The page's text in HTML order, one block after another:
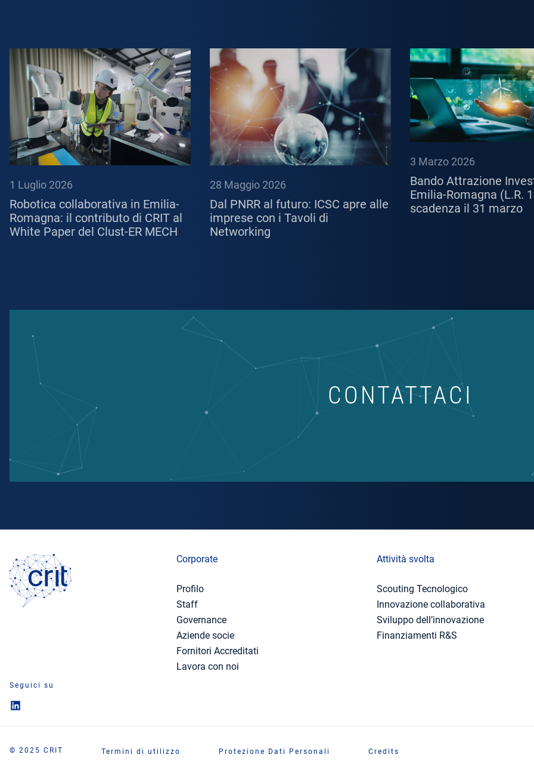
1 Luglio 2026
Robotica collaborativa in Emilia-
Romagna: il contributo di CRIT al
White Paper del Clust-ER MECH
28 Maggio 2026
Dal PNRR al futuro: ICSC apre alle
imprese con i Tavoli di
Networking
3 Marzo 2026
Bando Attrazione
Emilia-Romagna (L.R.
scadenza il 31 marzo
CONTATTACI
Seguici su
Corporate
Profilo
Staff
Governance
Aziende socie
Fornitori Accreditati
Lavora con noi
Attività svolta
Scouting Tecnologico
Innovazione collaborativa
Sviluppo dell’innovazione
Finanziamenti R&S
© 2025 CRIT Termini di utilizzo Protezione Dati Personali Credits